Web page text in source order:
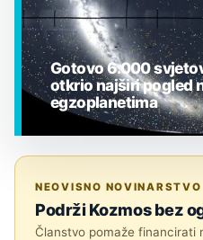
Gotovo 6.000
otkrio najširi pogled
egzoplanetima
NEOVISNO NOVINARSTVO
Podrži Kozmos bez
Članstvo pomaže financirati